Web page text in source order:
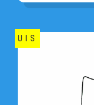
UIS